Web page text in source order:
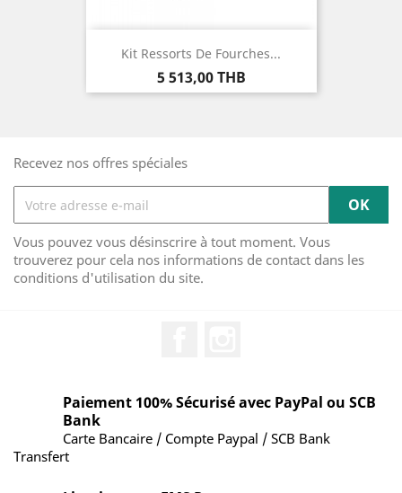
Kit Ressorts De Fourches...
Prix
5 513,00 THB
Recevez nos offres spéciales
Vous pouvez vous désinscrire à tout moment. Vous
trouverez pour cela nos informations de contact dans les
conditions d'utilisation du site.
Paiement 100% Sécurisé avec PayPal ou SCB
Bank
Carte Bancaire / Compte Paypal / SCB Bank
Transfert